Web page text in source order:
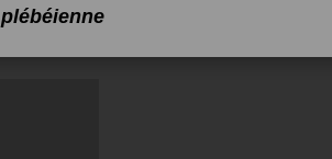
plébéienne